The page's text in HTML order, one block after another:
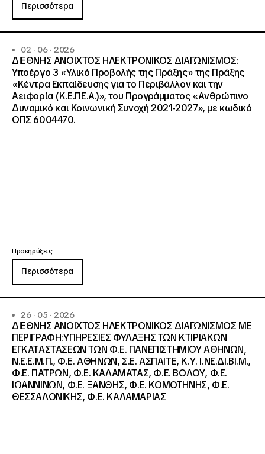
Περισσότερα
02 · 06 · 2026
ΔΙΕΘΝΗΣ ΑΝΟΙΧΤΟΣ ΗΛΕΚΤΡΟΝΙΚΟΣ ΔΙΑΓΩΝΙΣΜΟΣ:
Υποέργο 3 «Υλικό Προβολής της Πράξης» της Πράξης
«Κέντρα Εκπαίδευσης για το Περιβάλλον και την
Αειφορία (Κ.Ε.ΠΕ.Α.)», του Προγράμματος «Ανθρώπινο
Δυναμικό και Κοινωνική Συνοχή 2021-2027», με κωδικό
ΟΠΣ 6004470.
Προκηρύξεις
Περισσότερα
26 · 05 · 2026
ΔΙΕΘΝΗΣ ΑΝΟΙΧΤΟΣ ΗΛΕΚΤΡΟΝΙΚΟΣ ΔΙΑΓΩΝΙΣΜΟΣ ΜΕ
ΠΕΡΙΓΡΑΦΗ:ΥΠΗΡΕΣΙΕΣ ΦΥΛΑΞΗΣ ΤΩΝ ΚΤΙΡΙΑΚΩΝ
ΕΓΚΑΤΑΣΤΑΣΕΩΝ ΤΩΝ Φ.Ε. ΠΑΝΕΠΙΣΤΗΜΙΟΥ ΑΘΗΝΩΝ,
Ν.Ε.Ε.Μ.Π., Φ.Ε. ΑΘΗΝΩΝ, Σ.Ε. ΑΣΠΑΙΤΕ, Κ.Υ. Ι.ΝΕ.ΔΙ.ΒΙ.Μ.,
Φ.Ε. ΠΑΤΡΩΝ, Φ.Ε. ΚΑΛΑΜΑΤΑΣ, Φ.Ε. ΒΟΛΟΥ, Φ.Ε.
ΙΩΑΝΝΙΝΩΝ, Φ.Ε. ΞΑΝΘΗΣ, Φ.Ε. ΚΟΜΟΤΗΝΗΣ, Φ.Ε.
ΘΕΣΣΑΛΟΝΙΚΗΣ, Φ.Ε. ΚΑΛΑΜΑΡΙΑΣ